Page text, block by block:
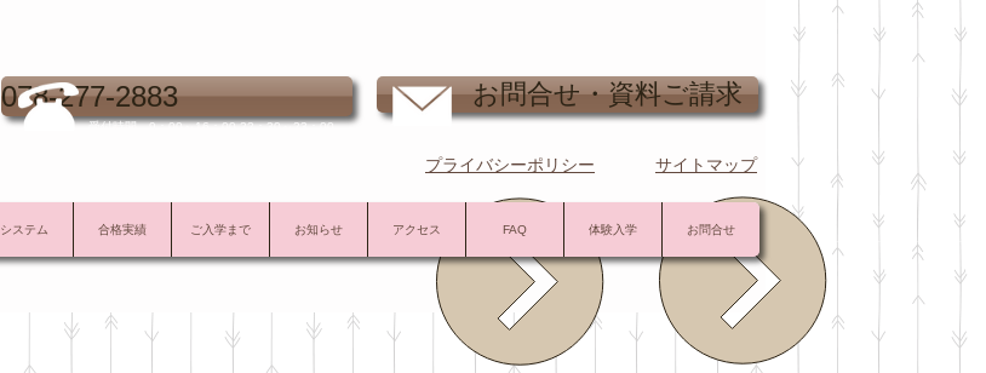
078-277-2883
受付時間 9：00～16：00 22：30～23：00
お問合せ・資料ご請求
プライバシーポリシー サイトマップ
システム 合格実績 ご入学まで お知らせ アクセス FAQ 体験入学 お問合せ